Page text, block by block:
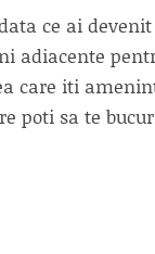
ce ai
adiacente
care iti
poti sa te